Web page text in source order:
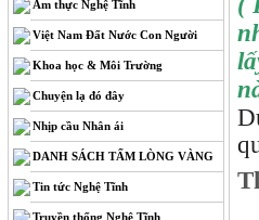
Ẩm thực Nghệ Tĩnh
Việt Nam Đất Nước Con Người
Khoa học & Môi Trường
Chuyện lạ đó đây
Nhịp cầu Nhân ái
DANH SÁCH TẤM LÒNG VÀNG
Tin tức Nghệ Tĩnh
Truyền thống Nghệ Tĩnh